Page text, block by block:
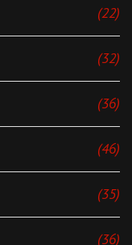
(22)
(32)
(36)
(46)
(35)
(36)